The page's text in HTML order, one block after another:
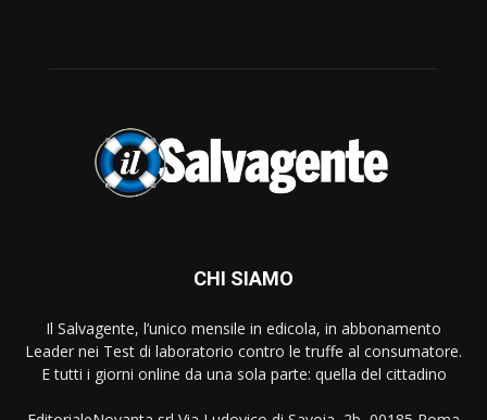
CHI SIAMO
Il Salvagente, l’unico mensile in edicola, in abbonamento
Leader nei Test di laboratorio contro le truffe al consumatore.
E tutti i giorni online da una sola parte: quella del cittadino